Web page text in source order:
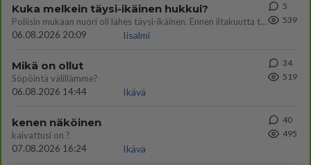
Kuka melkein täysi-ikäinen hukkui?
Poliisin mukaan nuori oli lähes täysi-ikäinen. Ennen iltakuutta tulleen ilmoituksen mukaan ihminen oli joutunut mahdoll
06.08.2026 20:09
Iisalmi
5
539
Mikä on ollut
Söpöintä välillämme?
06.08.2026 14:44
Ikävä
34
519
kenen näköinen
kaivattusi on ?
07.08.2026 16:24
Ikävä
40
495